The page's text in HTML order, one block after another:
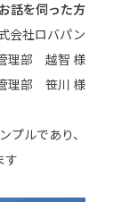
お話を伺った方
会社ロバパン
理部 越智 様
理部 笹川 様
プルであり、
す